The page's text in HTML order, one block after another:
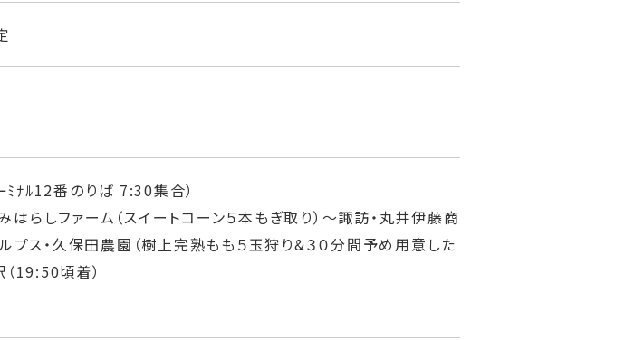
ﾅﾙ12番のりば 7:30集合）
はらしファーム（スイートコーン５本もぎ取り）～諏訪・丸井伊藤商
プス・久保田農園（樹上完熟もも５玉狩り&３０分間予め用意した
19:50頃着）